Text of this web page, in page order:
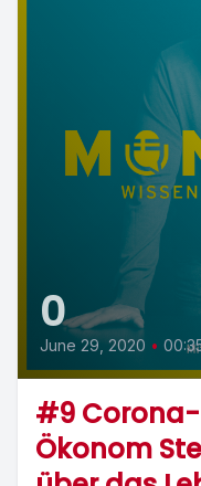
0
June 29, 2020 •
#9
Ökonom